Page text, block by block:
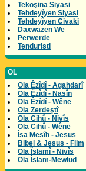
Tekoşina Siyasi
Tehdeyîyen Siyasi
Tehdeyîyen Civaki
Daxwazen We
Perwerde
Tenduristi
OL
Ola Êzîdî - Agahdarî
Ola Êzîdî - Nasîn
Ola Êzîdî - Wêne
Ola Zerdeştî
Ola Cihû - Nivîs
Ola Cihû - Wêne
Îsa Mesîh - Jesus
Bibel & Jesus - Film
Ola Îslamî - Nivîs
Ola Îslam-Mewlud